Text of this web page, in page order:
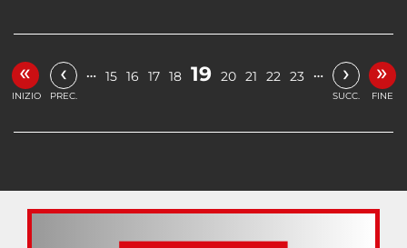
«
INIZIO
‹
PREC.
… 15 16 17 18 19 20 21 22 23 … ›
SUCC.
»
FINE